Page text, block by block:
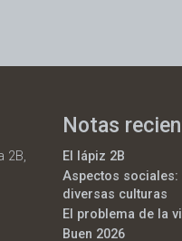
2B,
Notas
El lápiz 2B
Aspectos
diversas culturas
El problema de la
Buen 2026